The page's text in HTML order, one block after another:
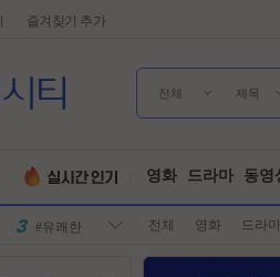
즐겨찾기 추가
전체 제목
영화 드라마 동영
러스
#유쾌한 전체 영화 드라마